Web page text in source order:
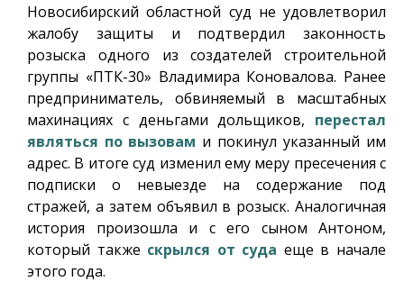
Новосибирский областной суд не удовлетворил
жалобу защиты и подтвердил законность
розыска одного из создателей строительной
группы «ПТК-30» Владимира Коновалова. Ранее
предприниматель, обвиняемый в масштабных
махинациях с деньгами дольщиков, перестал
являться по вызовам и покинул указанный им
адрес. В итоге суд изменил ему меру пресечения с
подписки о невыезде на содержание под
стражей, а затем объявил в розыск. Аналогичная
история произошла и с его сыном Антоном,
который также скрылся от суда еще в начале
этого года.